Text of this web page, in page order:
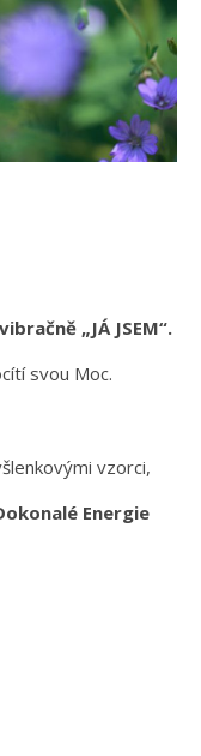
„JÁ JSEM“.
svou Moc.
vzorci,
Energie